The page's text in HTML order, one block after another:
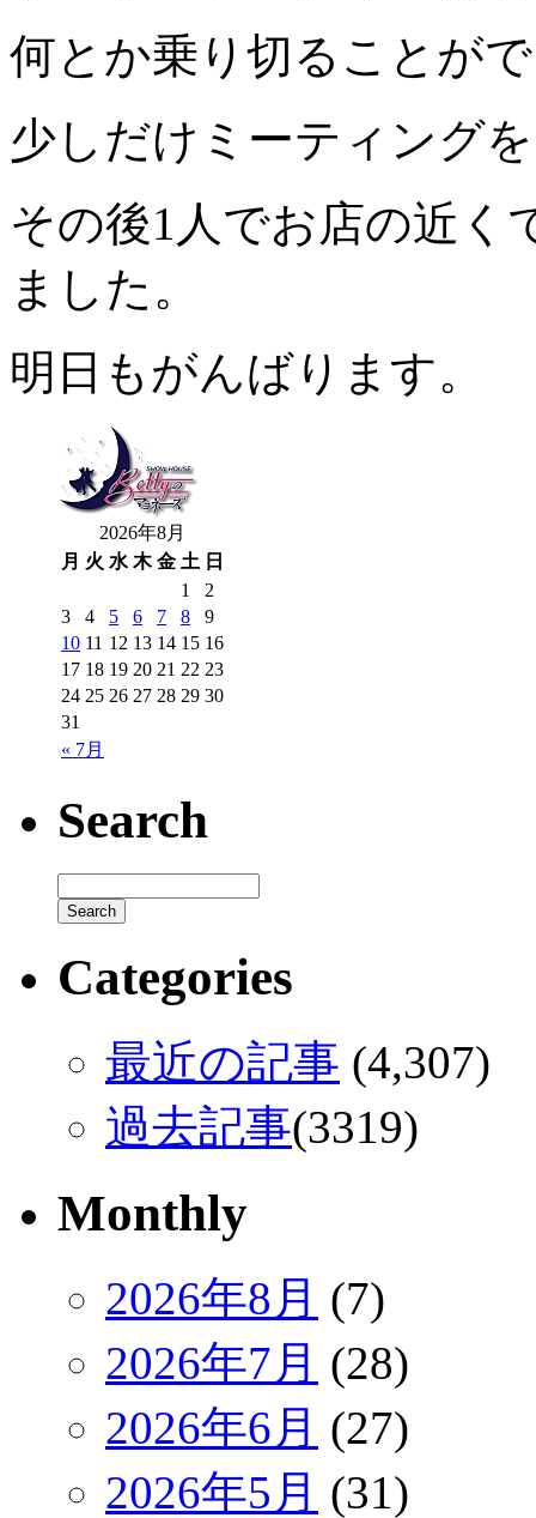
何とか乗り切ることが
少しだけミーティング
その後1人でお店の近く
ました。
明日もがんばります。
2026年8月
月 火 水 木 金 土 日
« 7月
1
2
3
4 5 6 7 8
9
10 11 12 13 14 15 16
17 18 19 20 21 22 23
24 25 26 27 28 29 30
31
Search
Categories
最近の記事 (4,307)
過去記事(3319)
Monthly
2026年8月 (7)
2026年7月 (28)
2026年6月 (27)
2026年5月 (31)